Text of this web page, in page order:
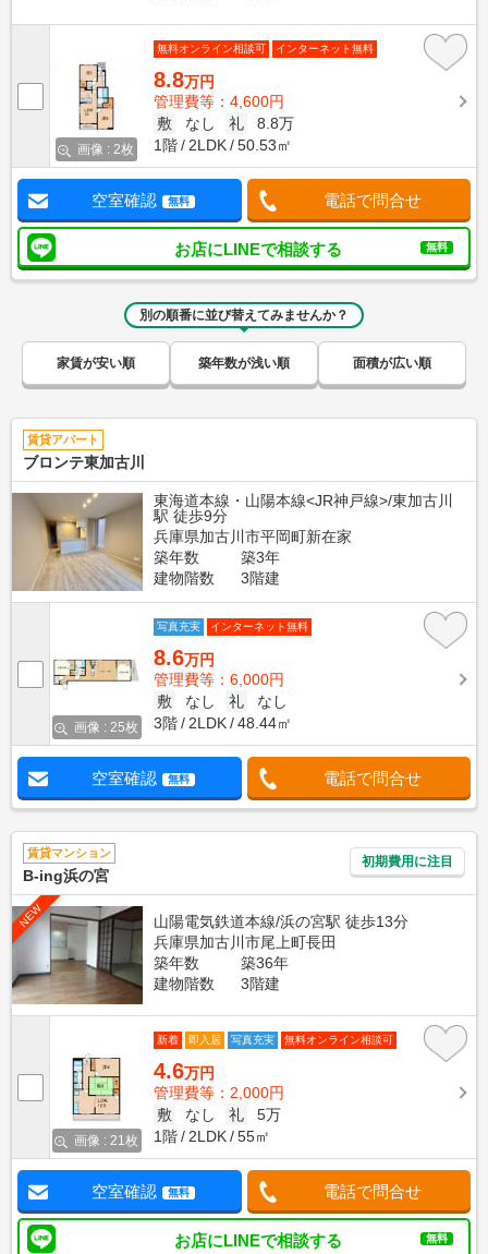
画像 : 2枚
無料オンライン相談可 インターネット無料
8.8万円
管理費等：4,600円
敷
なし 礼
8.8万
1階
2LDK 50.53㎡
空室確認 無料 電話で問合せ
お店にLINEで相談する 無料
別の順番に並び替えてみませんか？
家賃が安い順 築年数が浅い順 面積が広い順
賃貸アパート
ブロンテ東加古川
東海道本線・山陽本線<JR神戸線>/東加古川
駅 徒歩9分
兵庫県加古川市平岡町新在家
築年数
築3年
建物階数
3階建
画像 : 25枚
写真充実 インターネット無料
8.6万円
管理費等：6,000円
敷
なし 礼
なし
3階
2LDK 48.44㎡
空室確認 無料 電話で問合せ
賃貸マンション
B-ing浜の宮
初期費用に注目
NEW
山陽電気鉄道本線/浜の宮駅 徒歩13分
兵庫県加古川市尾上町長田
築年数
築36年
建物階数
3階建
画像 : 21枚
新着 即入居 写真充実 無料オンライン相談可
4.6万円
管理費等：2,000円
敷
なし 礼
5万
1階
2LDK 55㎡
空室確認 無料 電話で問合せ
お店にLINEで相談する 無料